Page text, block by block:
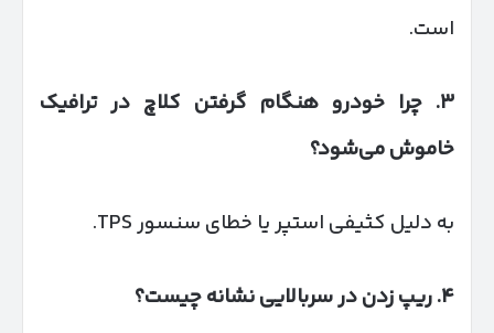
است.
۳. چرا خودرو هنگام گرفتن کلاچ در ترافیک
خاموش می‌شود؟
به دلیل کثیفی استپر یا خطای سنسور TPS.
۴.ریپ زدن در سربالایی نشانه چیست؟